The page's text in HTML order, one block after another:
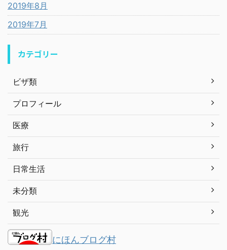
2019年8月
2019年7月
カテゴリー
ビザ類
プロフィール
医療
旅行
日常生活
未分類
観光
にほんブログ村